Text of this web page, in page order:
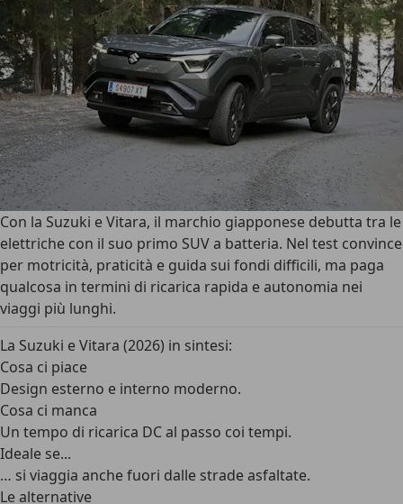
Con la Suzuki e Vitara, il marchio giapponese debutta tra le
elettriche con il suo primo SUV a batteria. Nel test convince
per motricità, praticità e guida sui fondi difficili, ma paga
qualcosa in termini di ricarica rapida e autonomia nei
viaggi più lunghi.
La Suzuki e Vitara (2026) in sintesi:
Cosa ci piace
Design esterno e interno moderno.
Cosa ci manca
Un tempo di ricarica DC al passo coi tempi.
Ideale se...
… si viaggia anche fuori dalle strade asfaltate.
Le alternative